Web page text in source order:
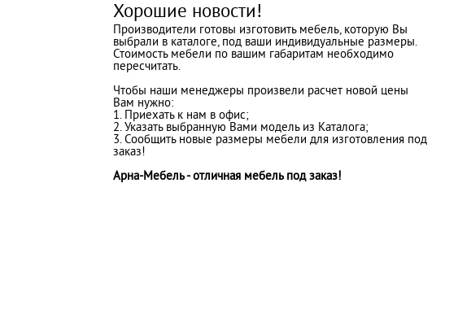
Хорошие новости!
Производители готовы изготовить мебель, которую Вы
выбрали в каталоге, под ваши индивидуальные размеры.
Стоимость мебели по вашим габаритам необходимо
пересчитать.
Чтобы наши менеджеры произвели расчет новой цены
Вам нужно:
1. Приехать к нам в офис;
2. Указать выбранную Вами модель из Каталога;
3. Сообщить новые размеры мебели для изготовления под
заказ!
Арна-Мебель - отличная мебель под заказ!